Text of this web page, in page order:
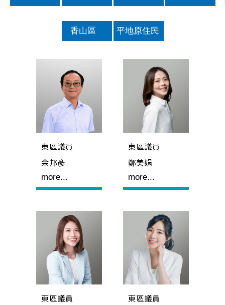
東區議員
余邦彥
more...
東區議員
鄭美娟
more...
東區議員 東區議員